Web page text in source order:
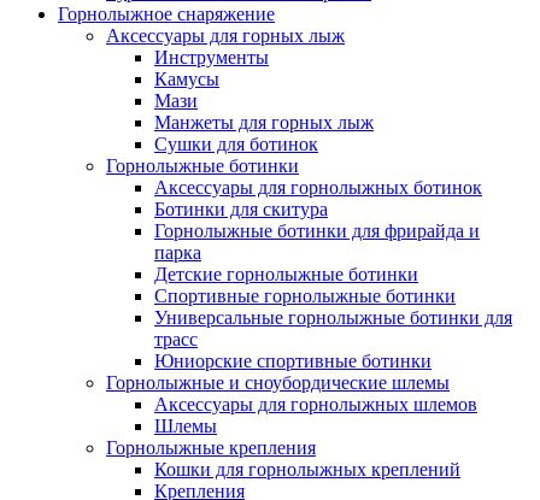
Горнолыжное снаряжение
Аксессуары для горных лыж
Инструменты
Камусы
Мази
Манжеты для горных лыж
Сушки для ботинок
Горнолыжные ботинки
Аксессуары для горнолыжных ботинок
Ботинки для скитура
Горнолыжные ботинки для фрирайда и
парка
Детские горнолыжные ботинки
Спортивные горнолыжные ботинки
Универсальные горнолыжные ботинки для
трасс
Юниорские спортивные ботинки
Горнолыжные и сноубордические шлемы
Аксессуары для горнолыжных шлемов
Шлемы
Горнолыжные крепления
Кошки для горнолыжных креплений
Крепления